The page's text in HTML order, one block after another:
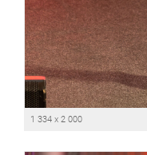
1 334 x 2 000